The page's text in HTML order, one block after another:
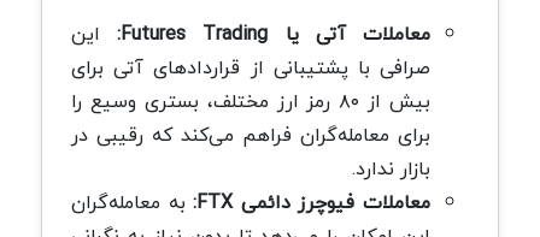
معاملات آتی یا Futures Trading:
این
صرافی با پشتیبانی از قراردادهای آتی برای
بیش از ۸۰ رمز ارز مختلف، بستری وسیع را
برای معامله‌گران فراهم می‌کند که رقیبی در
بازار ندارد.
معاملات فیوچرز دائمی FTX:
به معامله‌گران